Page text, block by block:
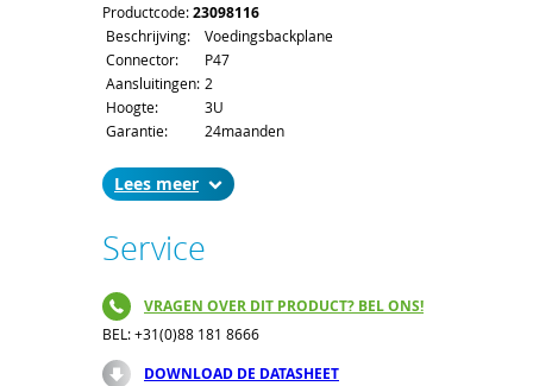
De levertijd bedraagt ca. 2 á 3 weken. Bij
het afronden van uw bestelling kunt u de
gewenste leverdatum aangeven;
Voor het afleveren van de
voedingsbackplane gelden de standaard
order- en verzendkosten.
Productcode:23098116
Beschrijving:
Voedingsbackplane
Connector:
P47
Aansluitingen: 2
Hoogte:
3U
Garantie:
24maanden
Lees
Service
VRAGEN OVER DIT PRODUCT? BEL ONS!
BEL: +31(0)88 181 8666
DOWNLOAD DE DATASHEET